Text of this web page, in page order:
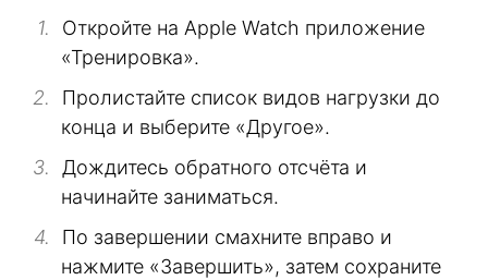
Откройте на Apple Watch приложение
«Тренировка».
Пролистайте список видов нагрузки до
конца и выберите «Другое».
Дождитесь обратного отсчёта и
начинайте заниматься.
По завершении смахните вправо и
нажмите «Завершить», затем сохраните